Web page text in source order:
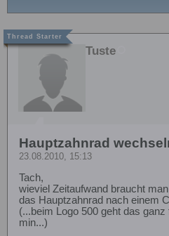
Tuste
Hauptzahnrad
23.08.2010, 15:13
Tach,
wieviel Zeitaufwand braucht
das Hauptzahnrad nach einem
(...beim Logo 500 geht das
min...)